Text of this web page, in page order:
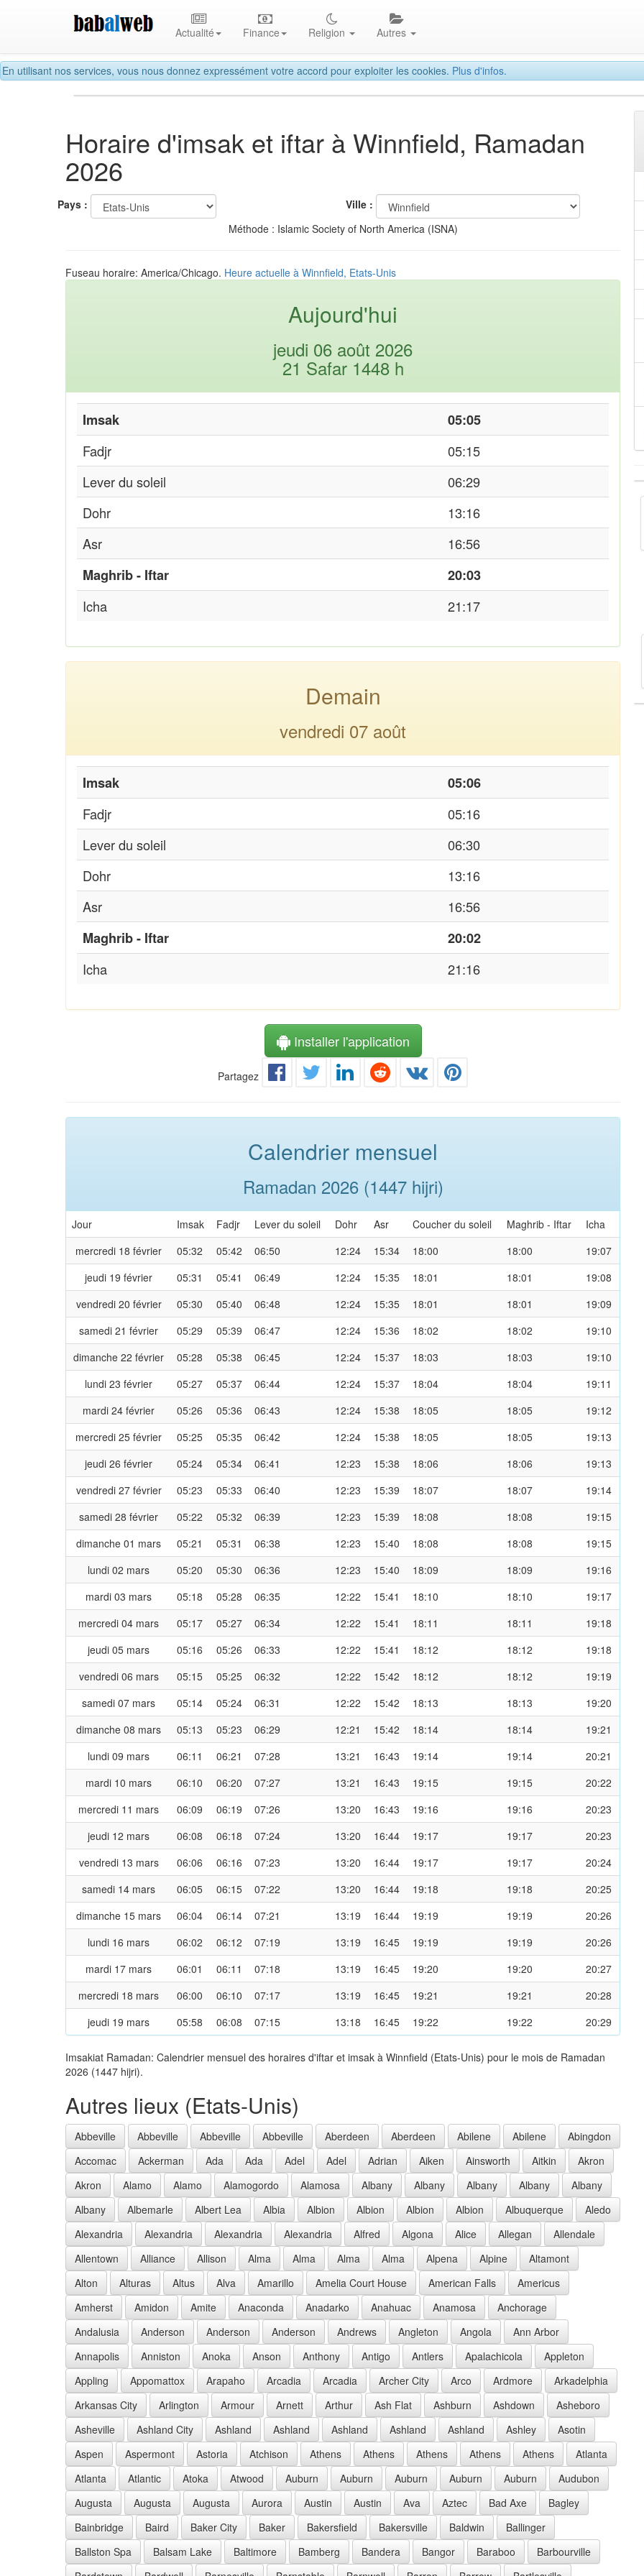
En utilisant nos services, vous nous donnez expressément votre accord pour exploiter les cookies. Plus d'infos.
Actualité Finance Religion Autres
Horaire d'imsak et iftar à Winnfield, Ramadan
2026
Pays :
Ville :
Méthode : Islamic Society of North America (ISNA)
Fuseau horaire: America/Chicago. Heure actuelle à Winnfield, Etats-Unis
Aujourd'hui
jeudi 06 août 2026
21 Safar 1448 h
Imsak
05:05
Fadjr
05:15
Lever du soleil
06:29
Dohr
13:16
Asr
16:56
Maghrib - Iftar
20:03
Icha
21:17
Demain
vendredi 07 août
Imsak
05:06
Fadjr
05:16
Lever du soleil
06:30
Dohr
13:16
Asr
16:56
Maghrib - Iftar
20:02
Icha
21:16
Installer l'application
Partagez
Calendrier mensuel
Ramadan 2026 (1447 hijri)
Jour Imsak Fadjr Lever du soleil Dohr Asr Coucher du soleil Maghrib - Iftar
Icha
mercredi 18 février
05:32 05:42 06:50 12:24 15:34 18:00 18:00
19:07
jeudi 19 février
05:31 05:41 06:49 12:24 15:35 18:01 18:01
19:08
vendredi 20 février
05:30 05:40 06:48 12:24 15:35 18:01 18:01
19:09
samedi 21 février
05:29 05:39 06:47 12:24 15:36 18:02 18:02
19:10
dimanche 22 février
05:28 05:38 06:45 12:24 15:37 18:03 18:03
19:10
lundi 23 février
05:27 05:37 06:44 12:24 15:37 18:04 18:04
19:11
mardi 24 février
05:26 05:36 06:43 12:24 15:38 18:05 18:05
19:12
mercredi 25 février
05:25 05:35 06:42 12:24 15:38 18:05 18:05
19:13
jeudi 26 février
05:24 05:34 06:41 12:23 15:38 18:06 18:06
19:13
vendredi 27 février
05:23 05:33 06:40 12:23 15:39 18:07 18:07
19:14
samedi 28 février
05:22 05:32 06:39 12:23 15:39 18:08 18:08
19:15
dimanche 01 mars
05:21 05:31 06:38 12:23 15:40 18:08 18:08
19:15
lundi 02 mars
05:20 05:30 06:36 12:23 15:40 18:09 18:09
19:16
mardi 03 mars
05:18 05:28 06:35 12:22 15:41 18:10 18:10
19:17
mercredi 04 mars
05:17 05:27 06:34 12:22 15:41 18:11 18:11
19:18
jeudi 05 mars
05:16 05:26 06:33 12:22 15:41 18:12 18:12
19:18
vendredi 06 mars
05:15 05:25 06:32 12:22 15:42 18:12 18:12
19:19
samedi 07 mars
05:14 05:24 06:31 12:22 15:42 18:13 18:13
19:20
dimanche 08 mars
05:13 05:23 06:29 12:21 15:42 18:14 18:14
19:21
lundi 09 mars
06:11 06:21 07:28 13:21 16:43 19:14 19:14
20:21
mardi 10 mars
06:10 06:20 07:27 13:21 16:43 19:15 19:15
20:22
mercredi 11 mars
06:09 06:19 07:26 13:20 16:43 19:16 19:16
20:23
jeudi 12 mars
06:08 06:18 07:24 13:20 16:44 19:17 19:17
20:23
vendredi 13 mars
06:06 06:16 07:23 13:20 16:44 19:17 19:17
20:24
samedi 14 mars
06:05 06:15 07:22 13:20 16:44 19:18 19:18
20:25
dimanche 15 mars
06:04 06:14 07:21 13:19 16:44 19:19 19:19
20:26
lundi 16 mars
06:02 06:12 07:19 13:19 16:45 19:19 19:19
20:26
mardi 17 mars
06:01 06:11 07:18 13:19 16:45 19:20 19:20
20:27
mercredi 18 mars
06:00 06:10 07:17 13:19 16:45 19:21 19:21
20:28
jeudi 19 mars
05:58 06:08 07:15 13:18 16:45 19:22 19:22 20:29
Imsakiat Ramadan: Calendrier mensuel des horaires d'iftar et imsak à Winnfield (Etats-Unis) pour le mois de Ramadan
2026 (1447 hijri).
Autres lieux (Etats-Unis)
Abbeville Abbeville Abbeville Abbeville Aberdeen Aberdeen Abilene Abilene
Abingdon
Accomac
Ackerman Ada Ada Adel Adel Adrian Aiken Ainsworth Aitkin
Akron
Akron
Alamo Alamo Alamogordo Alamosa Albany Albany Albany Albany
Albany
Albany
Albemarle Albert Lea Albia Albion Albion Albion Albion Albuquerque
Aledo
Alexandria
Alexandria Alexandria Alexandria Alfred Algona Alice Allegan
Allendale
Allentown
Alliance Allison Alma Alma Alma Alma Alpena Alpine
Altamont
Alton
Alturas Altus Alva Amarillo Amelia Court House American Falls
Americus
Amherst
Amidon Amite Anaconda Anadarko Anahuac Anamosa
Anchorage
Andalusia
Anderson Anderson Anderson Andrews Angleton Angola
Ann Arbor
Annapolis
Anniston Anoka Anson Anthony Antigo Antlers Apalachicola
Appleton
Appling
Appomattox Arapaho Arcadia Arcadia Archer City Arco Ardmore
Arkadelphia
Arkansas City
Arlington Armour Arnett Arthur Ash Flat Ashburn Ashdown
Asheboro
Asheville
Ashland City Ashland Ashland Ashland Ashland Ashland Ashley
Asotin
Aspen
Aspermont Astoria Atchison Athens Athens Athens Athens Athens
Atlanta
Atlanta
Atlantic Atoka Atwood Auburn Auburn Auburn Auburn Auburn
Audubon
Augusta
Augusta Augusta Aurora Austin Austin Ava Aztec Bad Axe
Bagley
Bainbridge
Baird Baker City Baker Bakersfield Bakersville Baldwin
Ballinger
Ballston Spa
Balsam Lake Baltimore Bamberg Bandera Bangor Baraboo
Barbourville